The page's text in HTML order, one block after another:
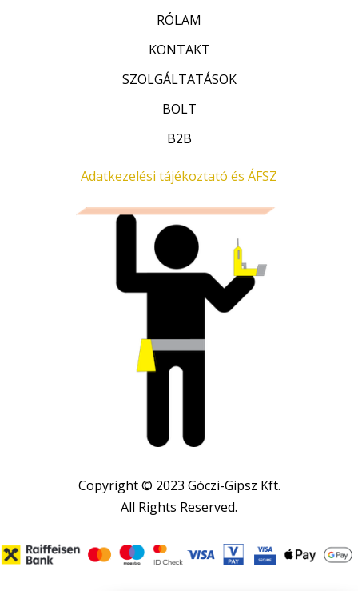
RÓLAM
KONTAKT
SZOLGÁLTATÁSOK
BOLT
B2B
Adatkezelési tájékoztató és ÁFSZ
Copyright © 2023 Góczi-Gipsz Kft.
All Rights Reserved.